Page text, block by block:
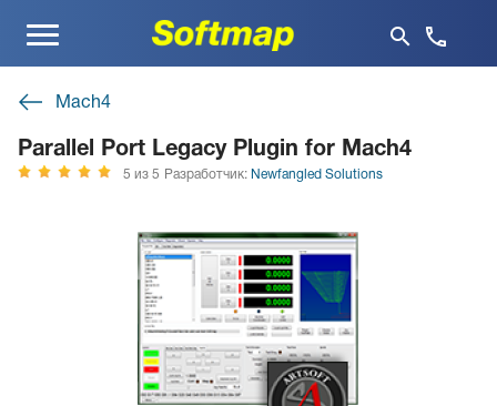
Меню
Mach4
Parallel Port Legacy Plugin for Mach4
5 из 5 Разработчик: Newfangled Solutions